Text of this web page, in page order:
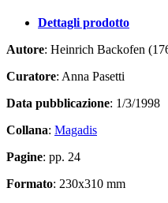
Dettagli prodotto
Autore: Heinrich Backofen
Curatore: Anna Pasetti
Data pubblicazione: 1/3/1998
Collana: Magadis
Pagine: pp. 24
Formato: 230x310 mm